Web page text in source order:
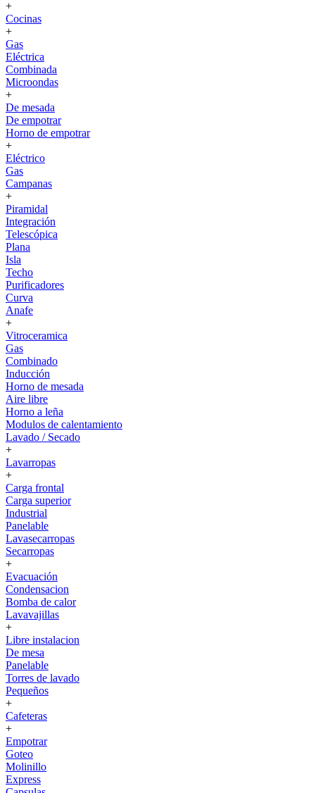
+
Cocinas
+
Gas
Eléctrica
Combinada
Microondas
+
De mesada
De empotrar
Horno de empotrar
+
Eléctrico
Gas
Campanas
+
Piramidal
Integración
Telescópica
Plana
Isla
Techo
Purificadores
Curva
Anafe
+
Vitroceramica
Gas
Combinado
Inducción
Horno de mesada
Aire libre
Horno a leña
Modulos de calentamiento
Lavado / Secado
+
Lavarropas
+
Carga frontal
Carga superior
Industrial
Panelable
Lavasecarropas
Secarropas
+
Evacuación
Condensacion
Bomba de calor
Lavavajillas
+
Libre instalacion
De mesa
Panelable
Torres de lavado
Pequeños
+
Cafeteras
+
Empotrar
Goteo
Molinillo
Express